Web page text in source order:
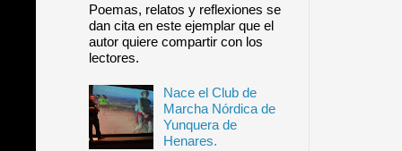
Poemas, relatos y reflexiones se
dan cita en este ejemplar que el
autor quiere compartir con los
lectores.
Nace el Club de
Marcha Nórdica de
Yunquera de
Henares.